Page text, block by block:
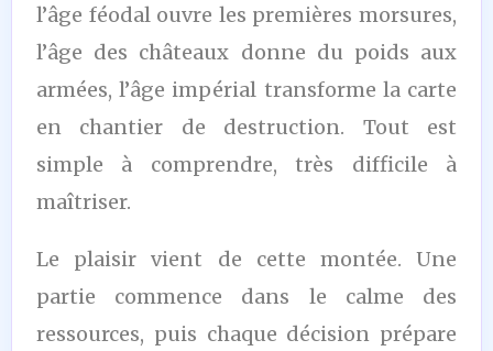
l’âge féodal ouvre les premières morsures,
l’âge des châteaux donne du poids aux
armées, l’âge impérial transforme la carte
en chantier de destruction. Tout est
simple à comprendre, très difficile à
maîtriser.
Le plaisir vient de cette montée. Une
partie commence dans le calme des
ressources, puis chaque décision prépare